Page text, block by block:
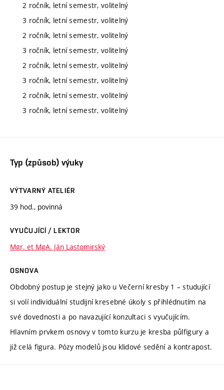
2 ročník, letní semestr, volitelný
3 ročník, letní semestr, volitelný
2 ročník, letní semestr, volitelný
3 ročník, letní semestr, volitelný
2 ročník, letní semestr, volitelný
3 ročník, letní semestr, volitelný
2 ročník, letní semestr, volitelný
3 ročník, letní semestr, volitelný
Typ (způsob) výuky
VÝTVARNÝ ATELIÉR
39 hod., povinná
VYUČUJÍCÍ / LEKTOR
Mgr. et MgA. Ján Lastomirský
OSNOVA
Obdobný postup je stejný jako u Večerní kresby 1 – studující
si volí individuální studijní kresebné úkoly s přihlédnutím na
své dovednosti a po navazující konzultaci s vyučujícím.
Hlavním prvkem osnovy v tomto kurzu je kresba půlfigury a
již celá figura. Pózy modelů jsou klidové sedění a kontrapost.